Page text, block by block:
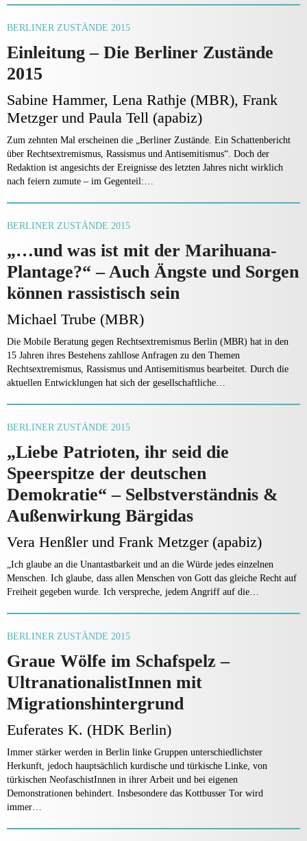
BERLINER ZUSTÄNDE 2015
Einleitung – Die Berliner Zustände
2015
Sabine Hammer, Lena Rathje (MBR), Frank
Metzger und Paula Tell (apabiz)
Zum zehnten Mal erscheinen die „Berliner Zustände. Ein Schattenbericht
über Recht­sextremismus, Rassismus und Antisemitismus“. Doch der
Redaktion ist angesichts der Ereignisse des letzten Jahres nicht wirklich
nach feiern zumute – im Gegenteil:…
BERLINER ZUSTÄNDE 2015
„…und was ist mit der Marihuana-
Plantage?“ – Auch Ängste und Sorgen
können rassistisch sein
Michael Trube (MBR)
Die Mobile Beratung gegen Rechtsextremismus Berlin (MBR) hat in den
15 Jahren ihres Bestehens zahllose Anfragen zu den Themen
Rechtsextremismus, Rassismus und Antisemitismus bearbeitet. Durch die
aktuellen Entwicklungen hat sich der gesellschaftliche…
BERLINER ZUSTÄNDE 2015
„Liebe Patrioten, ihr seid die
Speerspitze der deutschen
Demokratie“ – Selbstverständnis &
Außenwirkung Bärgidas
Vera Henßler und Frank Metzger (apabiz)
„Ich glaube an die Unantastbarkeit und an die Würde jedes einzelnen
Menschen. Ich glaube, dass allen Menschen von Gott das gleiche Recht auf
Freiheit gegeben wurde. Ich verspreche, jedem Angriff auf die…
BERLINER ZUSTÄNDE 2015
Graue Wölfe im Schafspelz –
UltranationalistInnen mit
Migrationshintergrund
Euferates K. (HDK Berlin)
Immer stärker werden in Berlin linke Gruppen unterschiedlichster
Herkunft, jedoch hauptsächlich kurdische und türkische Linke, von
türkischen NeofaschistInnen in ihrer Arbeit und bei eigenen
Demonstrationen behindert. Insbesondere das Kottbusser Tor wird
immer…